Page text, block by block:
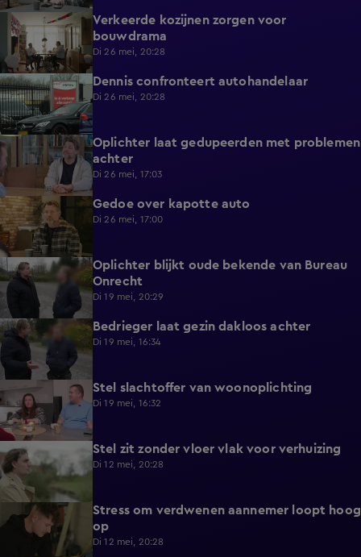
4:53
Verkeerde kozijnen zorgen voor
bouwdrama
Di 26 mei, 20:28
6:04 Dennis confronteert autohandelaar
Di 26 mei, 20:28
0:46
Oplichter laat gedupeerden met problemen
achter
Di 26 mei, 17:03
1:29 Gedoe over kapotte auto
Di 26 mei, 17:00
5:52
Oplichter blijkt oude bekende van Bureau
Onrecht
Di 19 mei, 20:29
0:54 Bedrieger laat gezin dakloos achter
Di 19 mei, 16:34
1:23 Stel slachtoffer van woonoplichting
Di 19 mei, 16:32
0:54 Stel zit zonder vloer vlak voor verhuizing
Di 12 mei, 20:28
0:52
Stress om verdwenen aannemer loopt hoog
op
Di 12 mei, 20:28